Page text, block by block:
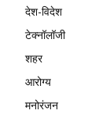
देश-विदेश
टेक्नॉलॉजी
शहर
आरोग्य
मनोरंजन